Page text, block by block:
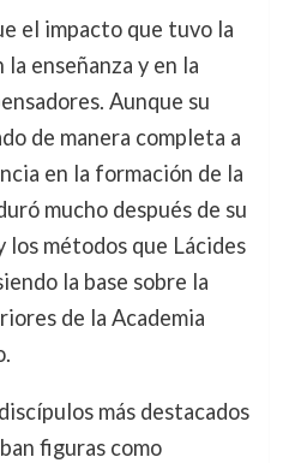
el impacto que tuvo la
enseñanza y en la
Aunque su
de manera completa a
en la formación de la
mucho después de su
métodos que Lácides
la base sobre la
de la Academia
más destacados
figuras como